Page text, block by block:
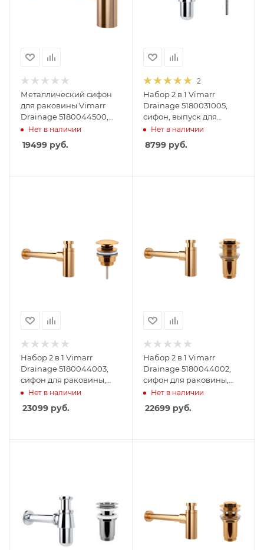
Металлический сифон
для раковины Vimarr
Drainage 5180044500,
розовое золото
Нет в наличии
19499 руб.
2
Набор 2 в 1 Vimarr
Drainage 5180031005,
сифон, выпуск для
раковины
универсальный, хром
Нет в наличии
8799руб.
Набор 2 в 1 Vimarr
Drainage 5180044003,
сифон для раковины,
донный клапан
универсальный, золото
Нет в наличии
23099 руб.
Набор 2 в 1 Vimarr
Drainage 5180044002,
сифон для раковины,
донный клапан без
перелива, золото
Нет в наличии
22699руб.